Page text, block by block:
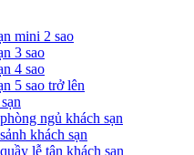
mini 2 sao
3 sao
4 sao
5 sao trở lên
ngủ khách sạn
khách sạn
lễ tân khách sạn